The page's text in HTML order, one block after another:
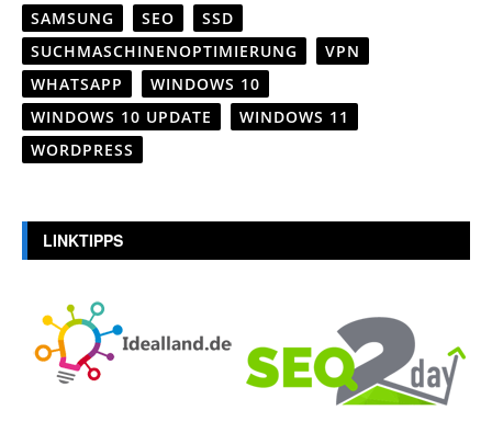
SAMSUNG
SEO
SSD
SUCHMASCHINENOPTIMIERUNG
VPN
WHATSAPP
WINDOWS 10
WINDOWS 10 UPDATE
WINDOWS 11
WORDPRESS
LINKTIPPS